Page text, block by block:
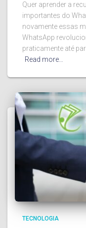
Quer aprender a
importantes do
novamente essas
WhatsApp
praticamente até
Read more…
TECNOLOGIA